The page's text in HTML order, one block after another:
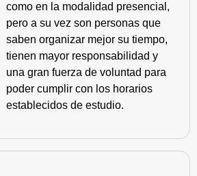
como en la modalidad presencial,
pero a su vez son personas que
saben organizar mejor su tiempo,
tienen mayor responsabilidad y
una gran fuerza de voluntad para
poder cumplir con los horarios
establecidos de estudio.